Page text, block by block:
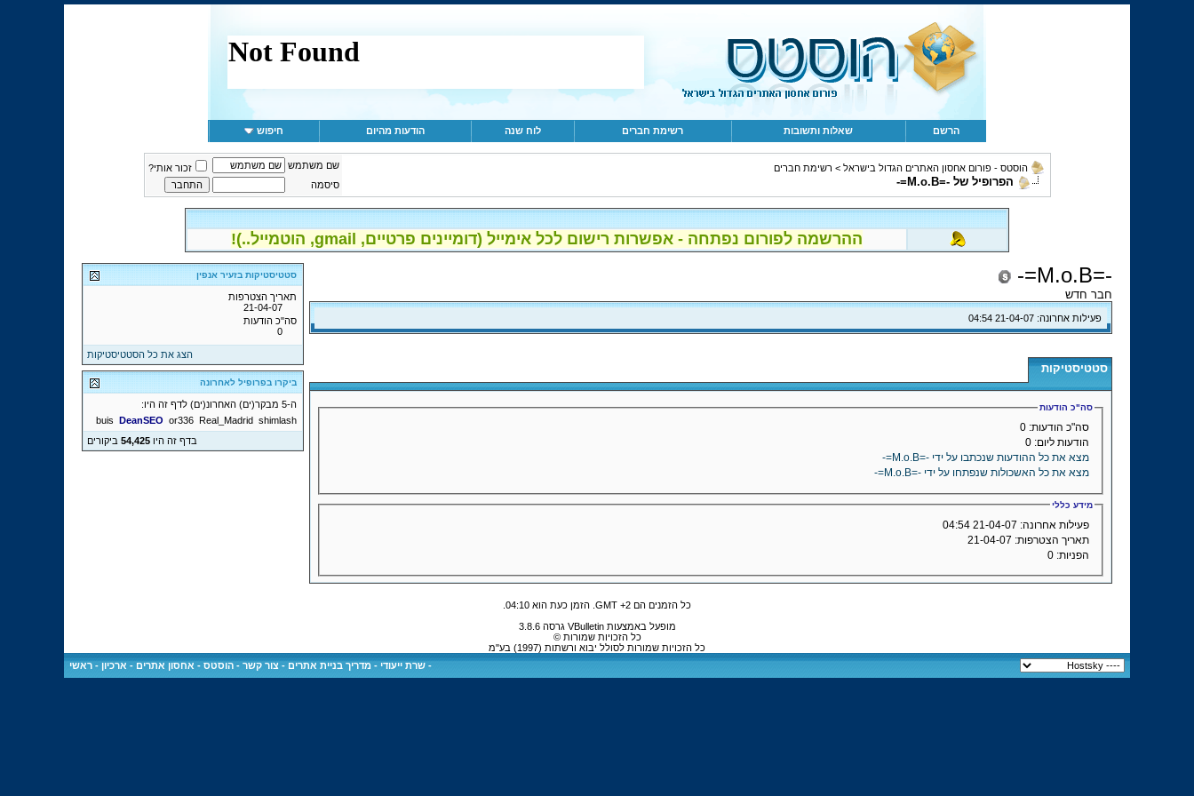
הרשם שאלות ותשובות רשימת חברים לוח שנה הודעות מהיום חיפוש
הוסטס - פורום אחסון האתרים הגדול בישראל > רשימת חברים
הפרופיל של -=M.o.B=-
שם משתמש
זכור אותי?
סיסמה
ההרשמה לפורום נפתחה - אפשרות רישום לכל אימייל (דומיינים פרטיים, gmail, הוטמייל..)!
-=M.o.B=-
חבר חדש
פעילות אחרונה: 04:54
סטטיסטיקות
סה"כ הודעות
סה"כ הודעות:
הודעות ליום:
מצא את כל ההודעות שנכתבו על ידי -=M.o.B=-
מצא את כל האשכולות שנפתחו על ידי -=M.o.B=-
מידע כללי
פעילות אחרונה:
04:54
תאריך הצטרפות:
הפניות:
סטטיסטיקות בזעיר אנפין
תאריך הצטרפות
21-04-07
סה"כ הודעות
0
הצג את כל הסטטיסטיקות
ביקרו בפרופיל לאחרונה
ה-5 מבקר(ים) האחרונ(ים) לדף זה היו:
buis DeanSEO or336 Real_Madrid shimlash
בדף זה היו54,425 ביקורים
כל הזמנים הם GMT +2. הזמן כעת הוא 04:10
.
מופעל באמצעות VBulletin גרסה 3.8.6
כל הזכויות שמורות ©
כל הזכויות שמורות לסולל יבוא ורשתות (1997) בע"מ
- שרת ייעודי - מדריך בניית אתרים - צור קשר - הוסטס - אחסון אתרים - ארכיון - ראשי